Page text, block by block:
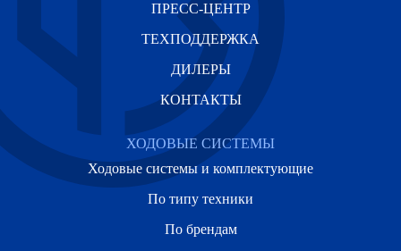
ПРЕСС-ЦЕНТР
ТЕХПОДДЕРЖКА
ДИЛЕРЫ
КОНТАКТЫ
ХОДОВЫЕ СИСТЕМЫ
Ходовые системы и комплектующие
По типу техники
По брендам